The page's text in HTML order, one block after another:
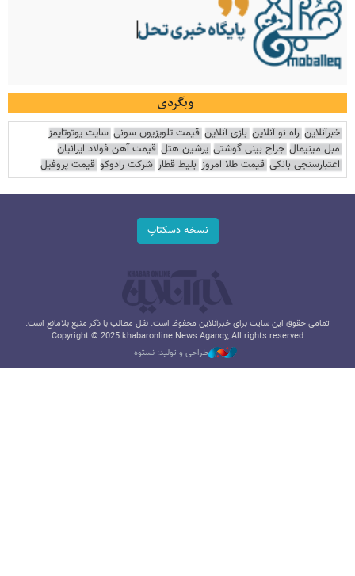
وبگردی
خبرآنلاین راه نو آنلاین بازی آنلاین قیمت تلویزیون سونی سایت یوتوتایمز
مبل مینیمال جراح بینی گوشتی پرشین هتل قیمت آهن فولاد ایرانیان
اعتبارسنجی بانکی قیمت طلا امروز بلیط قطار شرکت رادوکو قیمت پروفیل
نسخه دسکتاپ
تمامی حقوق این سایت برای خبرآنلاین محفوظ است. نقل مطالب با ذکر منبع بلامانع است.
Copyright © 2025 khabaronline News Agancy, All rights reserved
طراحی و تولید: نستوه